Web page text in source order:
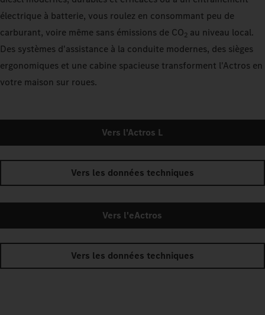
électrique à batterie, vous roulez en consommant peu de
carburant, voire même sans émissions de CO2 au niveau local.
Des systèmes d'assistance à la conduite modernes, des sièges
ergonomiques et une cabine spacieuse transforment l'Actros en
votre maison sur roues.
Vers l'Actros L
Vers les données techniques
Vers l'eActros
Vers les données techniques